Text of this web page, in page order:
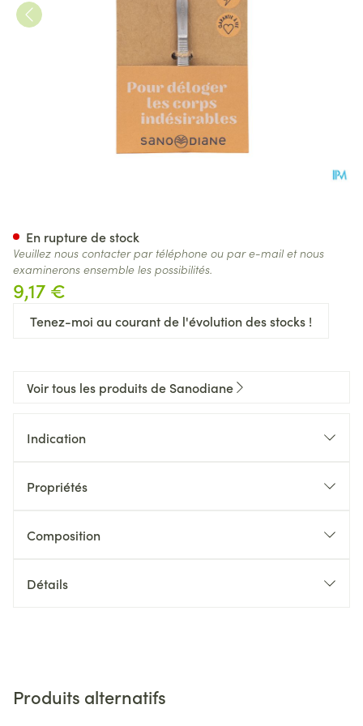
9,17 €
Tenez-moi au courant de l'évolution des stocks !
En rupture de stock
Veuillez nous contacter par téléphone ou par e-mail et nous
examinerons ensemble les possibilités.
Voir tous les produits de Sanodiane
Indication
Propriétés
Composition
Détails
Produits alternatifs